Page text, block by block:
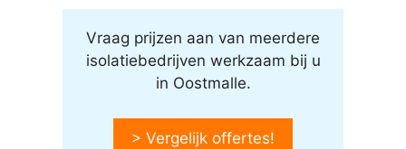
Vraag prijzen aan van meerdere
isolatiebedrijven werkzaam bij u
in Oostmalle.
> Vergelijk offertes!